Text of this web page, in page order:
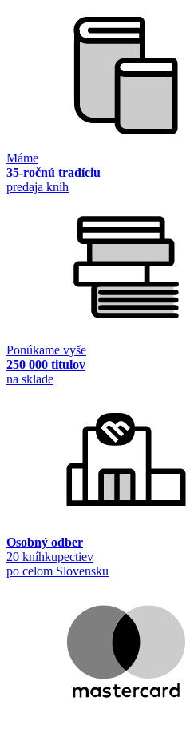
Máme
35-ročnú tradíciu
predaja kníh
Ponúkame vyše
250 000 titulov
na sklade
Osobný odber
20 kníhkupectiev
po celom Slovensku